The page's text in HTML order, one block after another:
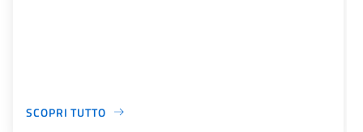
SCOPRI TUTTO